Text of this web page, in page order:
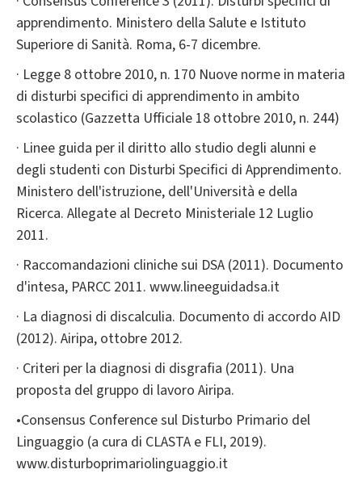
apprendimento. Ministero della Salute e Istituto
Superiore di Sanità. Roma, 6-7 dicembre.
· Legge 8 ottobre 2010, n. 170 Nuove norme in materia
di disturbi specifici di apprendimento in ambito
scolastico (Gazzetta Ufficiale 18 ottobre 2010, n. 244)
· Linee guida per il diritto allo studio degli alunni e
degli studenti con Disturbi Specifici di Apprendimento.
Ministero dell'istruzione, dell'Università e della
Ricerca. Allegate al Decreto Ministeriale 12 Luglio
2011.
· Raccomandazioni cliniche sui DSA (2011). Documento
d'intesa, PARCC 2011. www.lineeguidadsa.it
· La diagnosi di discalculia. Documento di accordo AID
(2012). Airipa, ottobre 2012.
· Criteri per la diagnosi di disgrafia (2011). Una
proposta del gruppo di lavoro Airipa.
•Consensus Conference sul Disturbo Primario del
Linguaggio (a cura di CLASTA e FLI, 2019).
www.disturboprimariolinguaggio.it